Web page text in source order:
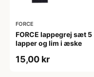
FORCE
FORCE lappegrej sæt 5
lapper og lim i æske
15,00 kr